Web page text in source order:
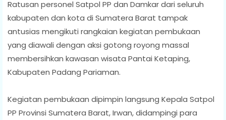
Ratusan personel Satpol PP dan Damkar dari seluruh
kabupaten dan kota di Sumatera Barat tampak
antusias mengikuti rangkaian kegiatan pembukaan
yang diawali dengan aksi gotong royong massal
membersihkan kawasan wisata Pantai Ketaping,
Kabupaten Padang Pariaman.
Kegiatan pembukaan dipimpin langsung Kepala Satpol
PP Provinsi Sumatera Barat, Irwan, didampingi para